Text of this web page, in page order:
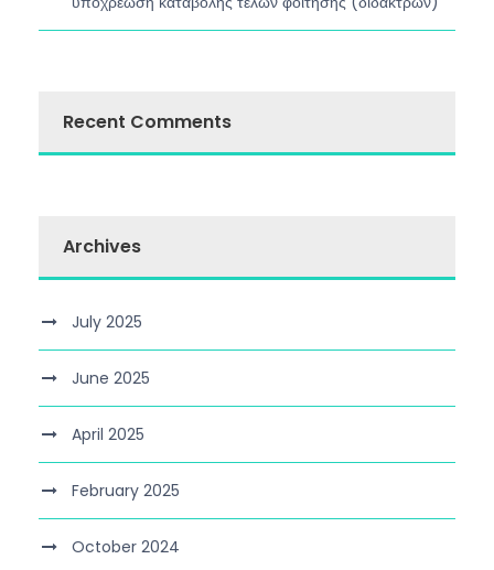
Recent Comments
Archives
July 2025
June 2025
April 2025
February 2025
October 2024